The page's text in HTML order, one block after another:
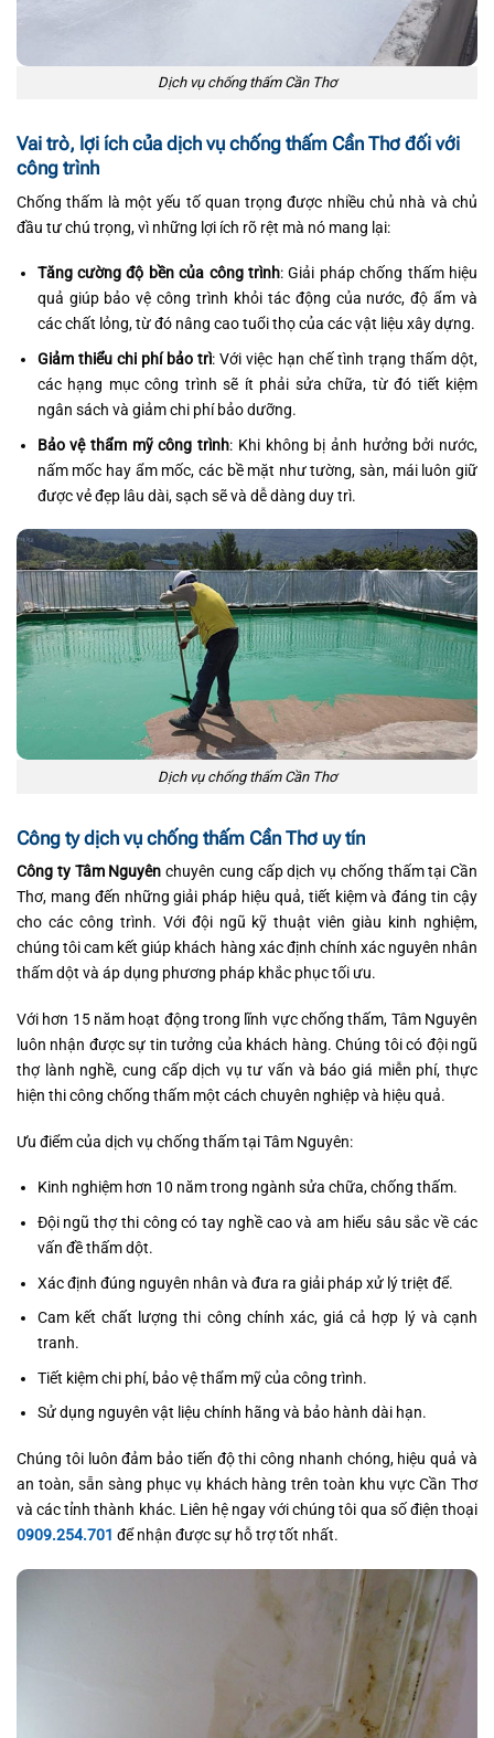
Dịch vụ chống thấm Cần Thơ
Vai trò, lợi ích của dịch vụ chống thấm Cần Thơ đối với
công trình
Chống thấm là một yếu tố quan trọng được nhiều chủ nhà và chủ
đầu tư chú trọng, vì những lợi ích rõ rệt mà nó mang lại:
Tăng cường độ bền của công trình: Giải pháp chống thấm hiệu
quả giúp bảo vệ công trình khỏi tác động của nước, độ ẩm và
các chất lỏng, từ đó nâng cao tuổi thọ của các vật liệu xây dựng.
Giảm thiểu chi phí bảo trì: Với việc hạn chế tình trạng thấm dột,
các hạng mục công trình sẽ ít phải sửa chữa, từ đó tiết kiệm
ngân sách và giảm chi phí bảo dưỡng.
Bảo vệ thẩm mỹ công trình: Khi không bị ảnh hưởng bởi nước,
nấm mốc hay ẩm mốc, các bề mặt như tường, sàn, mái luôn giữ
được vẻ đẹp lâu dài, sạch sẽ và dễ dàng duy trì.
Dịch vụ chống thấm Cần Thơ
Công ty dịch vụ chống thấm Cần Thơ uy tín
Công ty Tâm Nguyên chuyên cung cấp dịch vụ chống thấm tại Cần
Thơ, mang đến những giải pháp hiệu quả, tiết kiệm và đáng tin cậy
cho các công trình. Với đội ngũ kỹ thuật viên giàu kinh nghiệm,
chúng tôi cam kết giúp khách hàng xác định chính xác nguyên nhân
thấm dột và áp dụng phương pháp khắc phục tối ưu.
Với hơn 15 năm hoạt động trong lĩnh vực chống thấm, Tâm Nguyên
luôn nhận được sự tin tưởng của khách hàng. Chúng tôi có đội ngũ
thợ lành nghề, cung cấp dịch vụ tư vấn và báo giá miễn phí, thực
hiện thi công chống thấm một cách chuyên nghiệp và hiệu quả.
Ưu điểm của dịch vụ chống thấm tại Tâm Nguyên:
Kinh nghiệm hơn 10 năm trong ngành sửa chữa, chống thấm.
Đội ngũ thợ thi công có tay nghề cao và am hiểu sâu sắc về các
vấn đề thấm dột.
Xác định đúng nguyên nhân và đưa ra giải pháp xử lý triệt để.
Cam kết chất lượng thi công chính xác, giá cả hợp lý và cạnh
tranh.
Tiết kiệm chi phí, bảo vệ thẩm mỹ của công trình.
Sử dụng nguyên vật liệu chính hãng và bảo hành dài hạn.
Chúng tôi luôn đảm bảo tiến độ thi công nhanh chóng, hiệu quả và
an toàn, sẵn sàng phục vụ khách hàng trên toàn khu vực Cần Thơ
và các tỉnh thành khác. Liên hệ ngay với chúng tôi qua số điện thoại
0909.254.701 để nhận được sự hỗ trợ tốt nhất.